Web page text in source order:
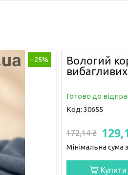
–25%
Вологий
Готово до
Код: 30655
172,14 ₴
Мінімальна сума
Купити